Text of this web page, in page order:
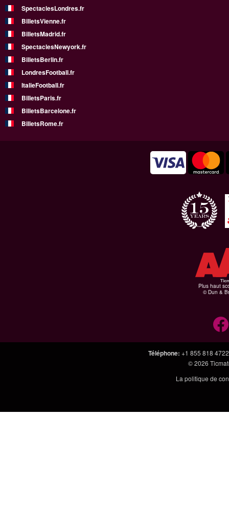
SpectaclesLondres.fr
BilletsVienne.fr
BilletsMadrid.fr
SpectaclesNewyork.fr
BilletsBerlin.fr
LondresFootball.fr
ItalieFootball.fr
BilletsParis.fr
BilletsBarcelone.fr
BilletsRome.fr
Plus haut
© Dun &
Téléphone: +1 855 818 4722
© 2026
La politique de